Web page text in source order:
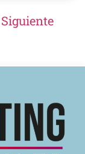
Siguiente